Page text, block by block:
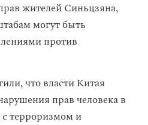
жителей Синьцзяна,
могут быть
против
что власти Китая
прав человека в
терроризмом и